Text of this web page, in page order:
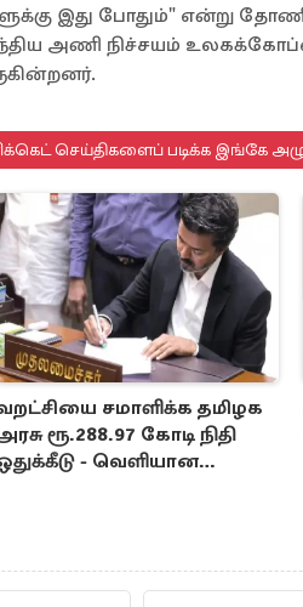
இது போதும்" என்று
அணி நிச்சயம்
செய்திகளைப் படிக்க இங்கே
சமாளிக்க தமிழக
ரூ.288.97 கோடி நிதி
- வெளியான